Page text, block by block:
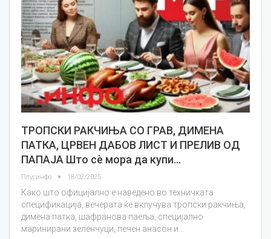
ТРОПСКИ РАКЧИЊА СО ГРАВ, ДИМЕНА
ПАТКА, ЦРВЕН ДАБОВ ЛИСТ И ПРЕЛИВ ОД
ПАПАЈА Што сѐ мора да купи…
Плусинфо 18/02/2025
Како што официјално е наведено во техничката
спецификација, вечерата ќе вклучува тропски ракчиња,
димена патка, шафранова паеља, специјално
маринирани зеленчуци, печен анасон и…